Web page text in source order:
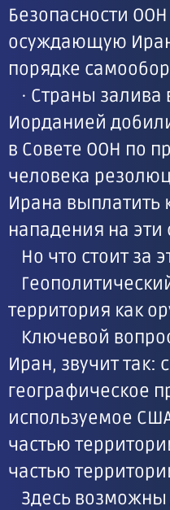
Безопасности
осуждающую
порядке
· Страны залива
Иорданией
в Совете ООН по
человека
Ирана выплатить
нападения на эти
Но что стоит за
территория как
Ключевой
Иран, звучит так:
географическое
используемое
частью
частью
Здесь